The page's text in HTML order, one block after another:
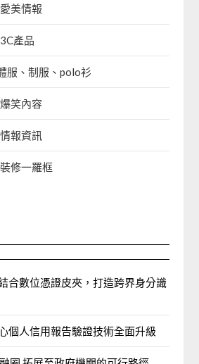
美情報
產品
服、制服、polo衫
笑內容
報資訊
修一羅框
合數位憑證皮夾，打造跨界身分識
個人信用報告驗證技術全面升級